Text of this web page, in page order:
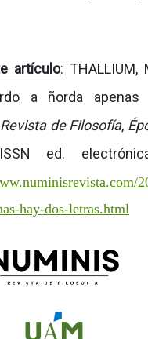
artículo: THALLIUM,
a ñorda apenas
de Filosofía,
ISSN ed.
hay-dos-letras.html